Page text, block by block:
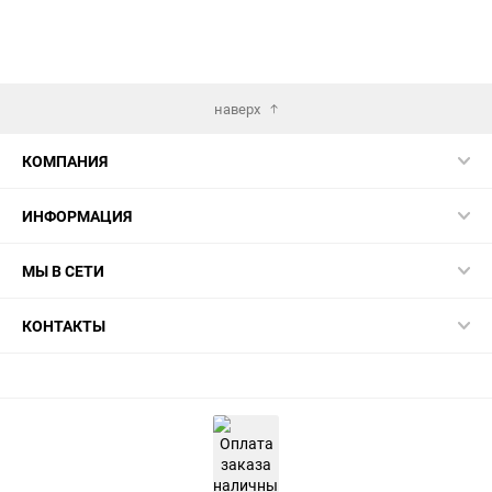
наверх
КОМПАНИЯ
ИНФОРМАЦИЯ
МЫ В СЕТИ
КОНТАКТЫ